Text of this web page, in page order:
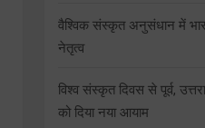
वैश्विक संस्कृत अनुसंधान में
नेतृत्व
विश्व संस्कृत दिवस से पूर्व,
को दिया नया आयाम